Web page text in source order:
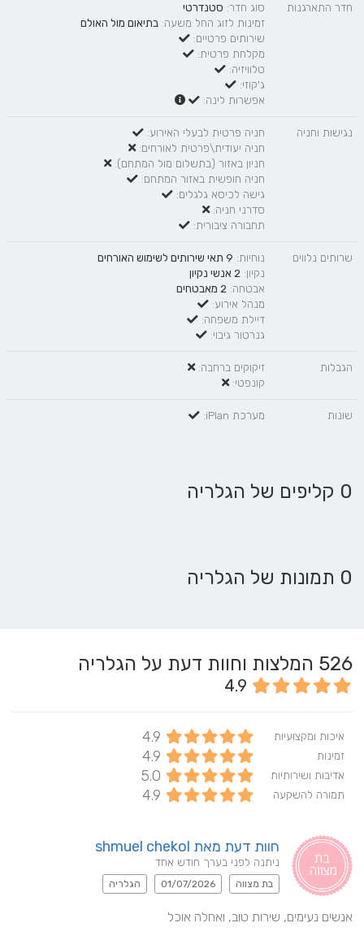
חדר התארגנות סוג חדר: סטנדרטי
זמינות לזוג החל משעה: בתיאום מול האולם
שירותים פרטיים:
מקלחת פרטית:
טלוויזיה:
ג'קוזי:
אפשרות לינה:
נגישות וחניה
חניה פרטית לבעלי האירוע:
חניה יעודית\פרטית לאורחים:
חניון באזור (בתשלום מול המתחם):
חניה חופשית באזור המתחם:
גישה לכיסא גלגלים:
סדרני חניה:
תחבורה ציבורית:
שרותים נלווים נוחיות: 9 תאי שירותים לשימוש האורחים
נקיון: 2 אנשי נקיון
אבטחה: 2 מאבטחים
מנהל אירוע:
דיילת משפחה:
גנרטור גיבוי:
הגבלות
זיקוקים ברחבה:
קונפטי:
שונות מערכת iPlan:
0 קליפים של הגלריה
0 תמונות של הגלריה
526 המלצות וחוות דעת על הגלריה
4.9
איכות ומקצועיות 4.9
זמינות 4.9
אדיבות ושירותיות 5.0
תמורה להשקעה 4.9
חוות דעת מאת shmuel chekol
ניתנה לפני בערך חודש אחד
בת מצווה 01/07/2026 הגלריה
אנשים נעימים, שירות טוב, ואחלה אוכל